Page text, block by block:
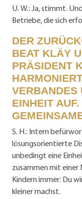
U. W.: Ja, stimmt.
Betriebe, die sich
DER
BEAT KLÄY
PRÄSIDENT
VERBANDES
EINHEIT
S. H.: Intern
lösungsorientierte
unbedingt eine
zusammen mit einer
Kindern immer: Du
kleiner machst.